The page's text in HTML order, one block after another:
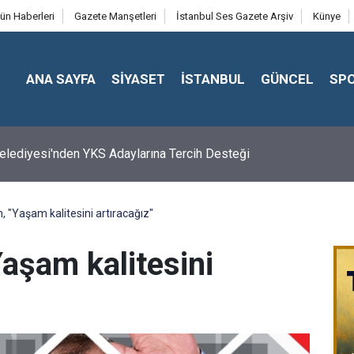
Haberleri Gazete Manşetleri İstanbul Ses Gazete Arşiv Künye
ANA SAYFA SİYASET İSTANBUL GÜNCEL
YKS Adaylarına Tercih Desteği
"Yaşam kalitesini artıracağız"
kalitesini